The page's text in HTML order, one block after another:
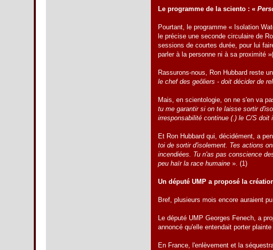
Le programme de la sciento : «
Pourtant, le programme « Isolation
le précise une seconde circulaire de
sessions de courtes durée, pour lui
parler à la personne ni à sa proximité
Rassurons-nous, Ron Hubbard reste
le chef des geôliers - doit décider de
Mais, en scientologie, on ne s'en va
tu me garantir si on te laisse sortir
irresponsabilité continue (.) le C/S
Et Ron Hubbard qui, décidément, a
toi de sortir d'isolement. Tes actions
incendiées. Tu n'as pas conscience
peu haïr la race humaine ». (1)
Un député UMP a proposé la
Bref, plusieurs mois encore auraient
Le député UMP Georges Fenech, a
annoncé qu'elle entendait porter
En France, l'enlèvement et la